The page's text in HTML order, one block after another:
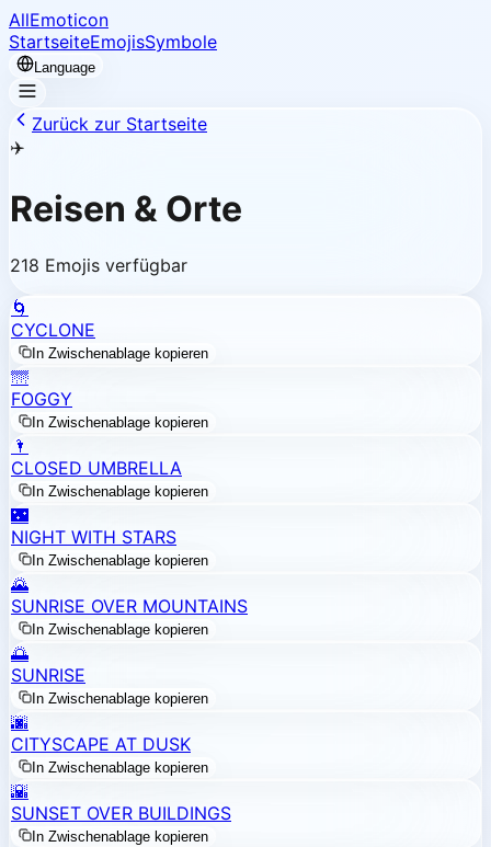
AllEmoticon
StartseiteEmojisSymbole
Language
Zurück zur Startseite
✈️
Reisen & Orte
218 Emojis verfügbar
🌀
CYCLONE
In Zwischenablage kopieren
🌁
FOGGY
In Zwischenablage kopieren
🌂
CLOSED UMBRELLA
In Zwischenablage kopieren
🌃
NIGHT WITH STARS
In Zwischenablage kopieren
🌄
SUNRISE OVER MOUNTAINS
In Zwischenablage kopieren
🌅
SUNRISE
In Zwischenablage kopieren
🌆
CITYSCAPE AT DUSK
In Zwischenablage kopieren
🌇
SUNSET OVER BUILDINGS
In Zwischenablage kopieren